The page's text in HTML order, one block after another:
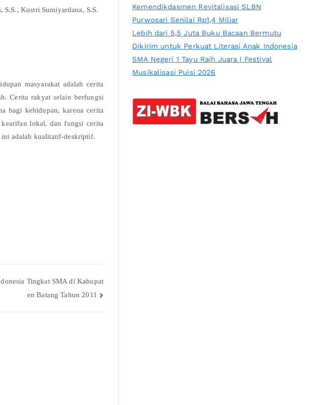
Kustri Sumiyardana, S.S.
masyarakat adalah cerita
Cerita rakyat selain berfungsi
bagi kehidupan, karena cerita
lokal, dan fungsi cerita
ini adalah kualitatif-deskriptif.
Tingkat SMA di Kabupat
en Batang Tahun 2011
Kemendikdasmen Revitalisasi SLBN
Purwosari Senilai Rp1,4 Miliar
Lebih dari 5,5 Juta Buku Bacaan Bermutu
Dikirim untuk Perkuat Literasi Anak Indonesia
SMA Negeri 1 Tayu Raih Juara I Festival
Musikalisasi Puisi 2026